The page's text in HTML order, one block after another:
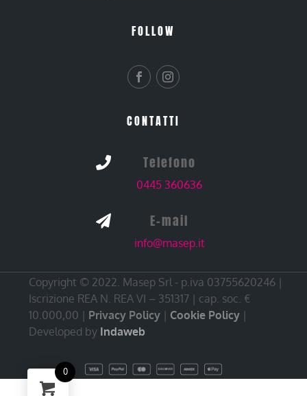
FOLLOW
CONTATTI
 Telefono
0445 360636
 E-mail
info@masep.it
Copyright © 2022. Masep Srl - p.iva 03755620246 |
Iscrizione REA N. REA VI – 351317 | cap. soc. €
10.000,00 | Privacy Policy | Cookie Policy |
Developed by Indaweb
0